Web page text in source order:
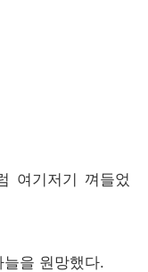
여기저기 껴들었
을 원망했다.